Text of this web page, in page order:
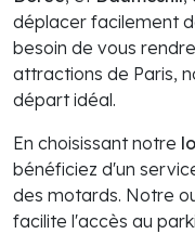
déplacer facilement
besoin de vous
attractions de Paris,
départ idéal.
En choisissant notre
bénéficiez d'un
des motards. Notre
facilite l'accès au